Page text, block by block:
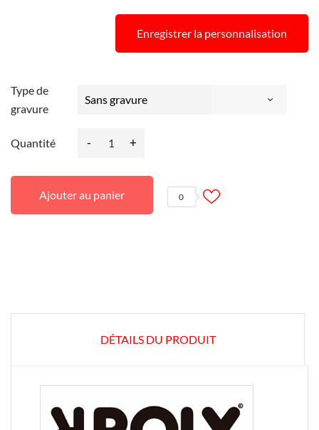
Enregistrer la personnalisation
Type de
gravure
Quantité - +
Ajouter au panier 0
DÉTAILS DU PRODUIT